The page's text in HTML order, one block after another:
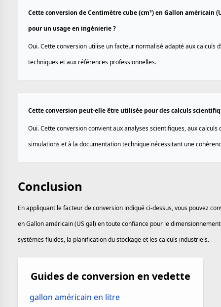
Cette conversion de Centimètre cube (cm³) en Gallon américain
pour un usage en ingénierie ?
Oui. Cette conversion utilise un facteur normalisé adapté aux calculs
techniques et aux références professionnelles.
Cette conversion peut-elle être utilisée pour des calculs
Oui. Cette conversion convient aux analyses scientifiques, aux calculs
simulations et à la documentation technique nécessitant une
Conclusion
En appliquant le facteur de conversion indiqué ci-dessus, vous pouvez
en Gallon américain (US gal) en toute confiance pour le
systèmes fluides, la planification du stockage et les calculs industriels.
Guides de conversion en vedette
gallon américain en litre